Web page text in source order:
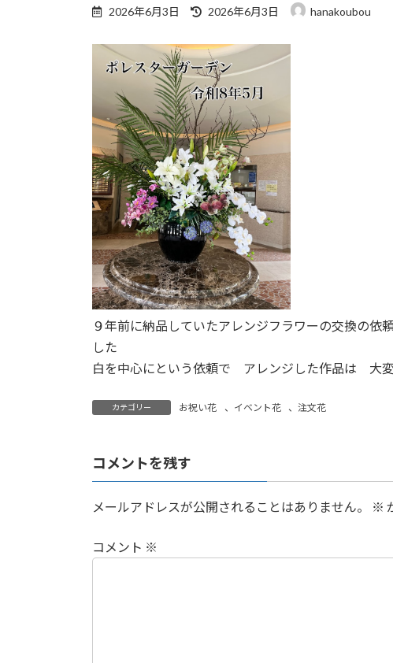
2026年6月3日
最
新
日
時
:
2026年6月3日 hanakoubou
９年前に納品していたアレンジフラワーの交換の
した
白を中心にという依頼で アレンジした作品は 大
カテゴリー お祝い花 、 イベント花 、注文花
コメントを残す
メールアドレスが公開されることはありません。 ※
コメント ※